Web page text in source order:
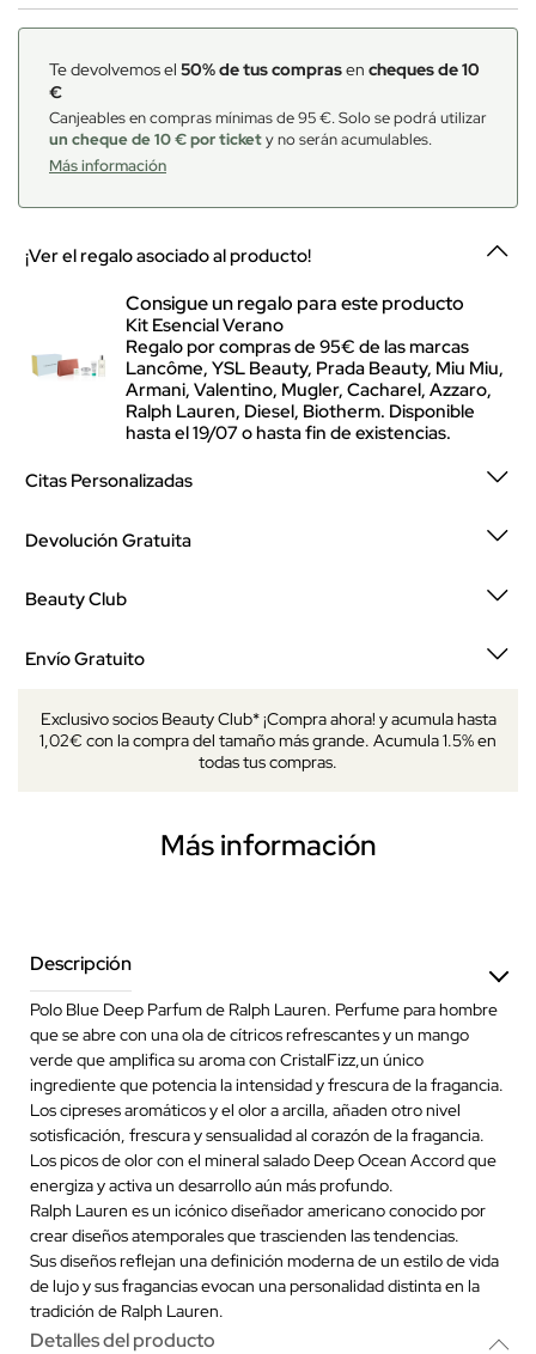
Te devolvemos el 50% de tus comprasen cheques de 10
€
Canjeables en compras mínimas de 95 €. Solo se podrá utilizar
un cheque de 10 € por tickety no serán acumulables.
Más información
¡Ver el regalo asociado al producto!
Consigue un regalo para este producto
Kit Esencial Verano
Regalo por compras de 95€ de las marcas
Lancôme, YSL Beauty, Prada Beauty, Miu Miu,
Armani, Valentino, Mugler, Cacharel, Azzaro,
Ralph Lauren, Diesel, Biotherm. Disponible
hasta el 19/07 o hasta fin de existencias.
Citas Personalizadas
Devolución Gratuita
Beauty Club
Envío Gratuito
Exclusivo socios Beauty Club* ¡Compra ahora! y acumula hasta
1,02€ con la compra del tamaño más grande. Acumula 1.5% en
todas tus compras.
Más información
Descripción
Polo Blue Deep Parfum de Ralph Lauren. Perfume para hombre
que se abre con una ola de cítricos refrescantes y un mango
verde que amplifica su aroma con CristalFizz,un único
ingrediente que potencia la intensidad y frescura de la fragancia.
Los cipreses aromáticos y el olor a arcilla, añaden otro nivel
sotisficación, frescura y sensualidad al corazón de la fragancia.
Los picos de olor con el mineral salado Deep Ocean Accord que
energiza y activa un desarrollo aún más profundo.
Ralph Lauren es un icónico diseñador americano conocido por
crear diseños atemporales que trascienden las tendencias.
Sus diseños reflejan una definición moderna de un estilo de vida
de lujo y sus fragancias evocan una personalidad distinta en la
tradición de Ralph Lauren.
Detalles del producto